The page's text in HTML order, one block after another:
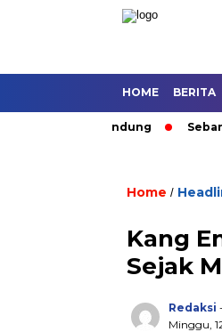
HOME BERITA
Umum di Bandung
Home /
Kang
Sejak
Redaksi
Minggu,